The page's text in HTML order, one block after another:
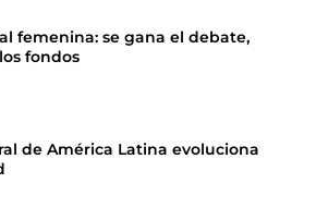
femenina: se gana el debate,
fondos
de América Latina evoluciona